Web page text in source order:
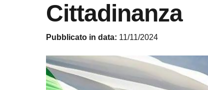
Cittadinanza
Pubblicato in data: 11/11/2024